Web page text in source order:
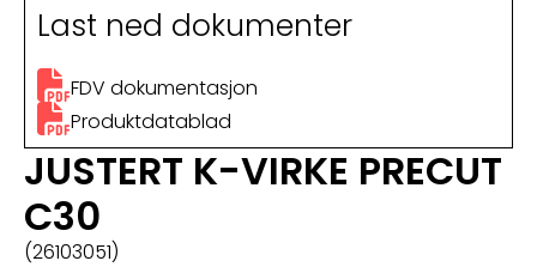
Last ned dokumenter
FDV dokumentasjon
Produktdatablad
JUSTERT K-VIRKE PRECUT
C30
(26103051)